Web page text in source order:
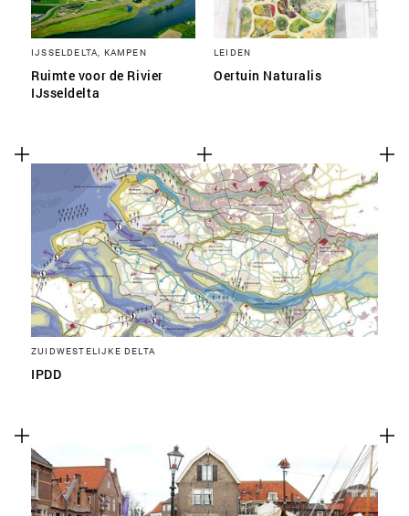
IJSSELDELTA, KAMPEN
Ruimte voor de Rivier
IJsseldelta
LEIDEN
Oertuin Naturalis
ZUIDWESTELIJKE DELTA
IPDD